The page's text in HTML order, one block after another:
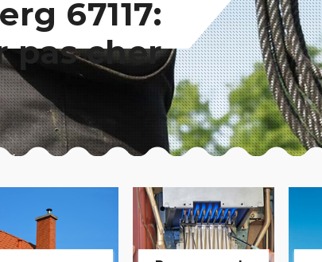
67117:
pas cher